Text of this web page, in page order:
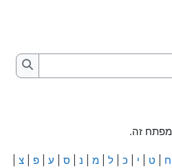
חיפוש
מפתח זה.
ח ט י כ ל מ נ ס ע פ צ